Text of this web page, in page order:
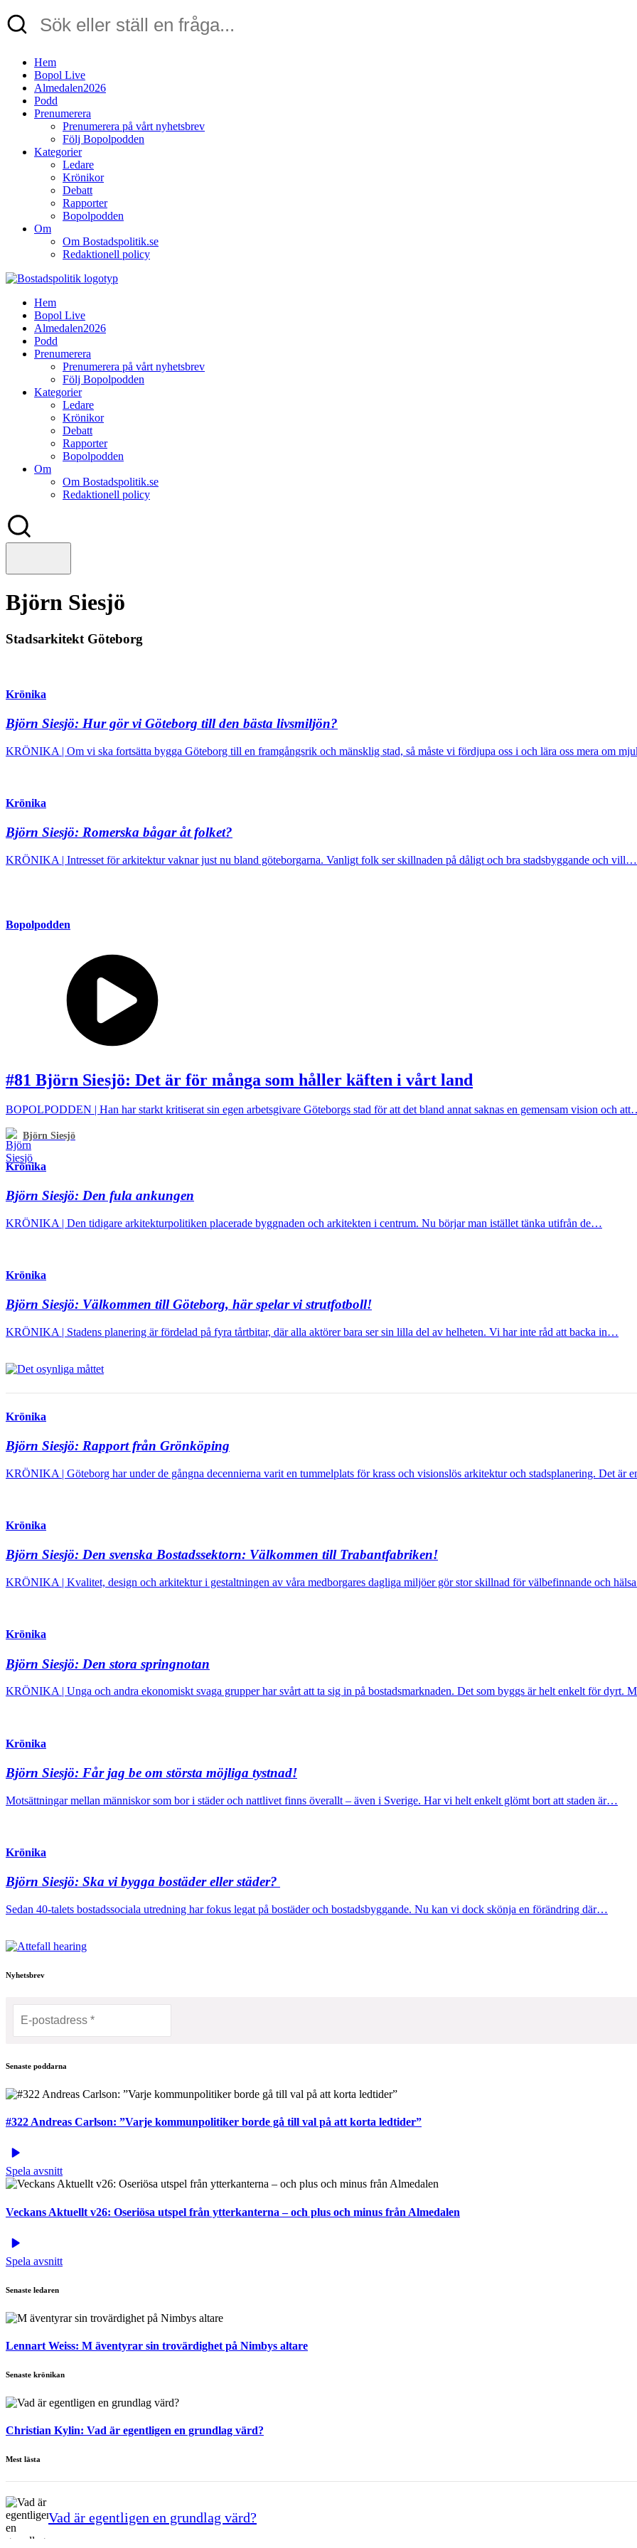
Hem
Bopol Live
Almedalen2026
Podd
Prenumerera
Prenumerera på vårt nyhetsbrev
Följ Bopolpodden
Kategorier
Ledare
Krönikor
Debatt
Rapporter
Bopolpodden
Om
Om Bostadspolitik.se
Redaktionell policy
Hem
Bopol Live
Almedalen2026
Podd
Prenumerera
Prenumerera på vårt nyhetsbrev
Följ Bopolpodden
Kategorier
Ledare
Krönikor
Debatt
Rapporter
Bopolpodden
Om
Om Bostadspolitik.se
Redaktionell policy
Björn Siesjö
Stadsarkitekt Göteborg
Krönika
Björn Siesjö: Hur gör vi Göteborg till den bästa livsmiljön?
KRÖNIKA | Om vi ska fortsätta bygga Göteborg till en framgångsrik och mänsklig stad, så måste vi fördjupa oss i och lära oss mera om
Krönika
Björn Siesjö: Romerska bågar åt folket?
KRÖNIKA | Intresset för arkitektur vaknar just nu bland göteborgarna. Vanligt folk ser skillnaden på dåligt och bra stadsbyggande och vill…
Bopolpodden
#81 Björn Siesjö: Det är för många som håller käften i vårt land
BOPOLPODDEN | Han har starkt kritiserat sin egen arbetsgivare Göteborgs stad för att det bland annat saknas en gemensam vision och
Björn Siesjö
Krönika
Björn Siesjö: Den fula ankungen
KRÖNIKA | Den tidigare arkitekturpolitiken placerade byggnaden och arkitekten i centrum. Nu börjar man istället tänka utifrån de…
Krönika
Björn Siesjö: Välkommen till Göteborg, här spelar vi strutfotboll!
KRÖNIKA | Stadens planering är fördelad på fyra tårtbitar, där alla aktörer bara ser sin lilla del av helheten. Vi har inte råd att backa in…
Krönika
Björn Siesjö: Rapport från Grönköping
KRÖNIKA | Göteborg har under de gångna decennierna varit en tummelplats för krass och visionslös arkitektur och stadsplanering. Det är
Krönika
Björn Siesjö: Den svenska Bostadssektorn: Välkommen till Trabantfabriken!
KRÖNIKA | Kvalitet, design och arkitektur i gestaltningen av våra medborgares dagliga miljöer gör stor skillnad för välbefinnande och
Krönika
Björn Siesjö: Den stora springnotan
KRÖNIKA | Unga och andra ekonomiskt svaga grupper har svårt att ta sig in på bostadsmarknaden. Det som byggs är helt enkelt för dyrt.
Krönika
Björn Siesjö: Får jag be om största möjliga tystnad!
Motsättningar mellan människor som bor i städer och nattlivet finns överallt – även i Sverige. Har vi helt enkelt glömt bort att staden är…
Krönika
Björn Siesjö: Ska vi bygga bostäder eller städer?
Sedan 40-talets bostadssociala utredning har fokus legat på bostäder och bostadsbyggande. Nu kan vi dock skönja en förändring där…
Nyhetsbrev
Senaste poddarna
#322 Andreas Carlson: ”Varje kommunpolitiker borde gå till val på att korta ledtider”
Spela avsnitt
Veckans Aktuellt v26: Oseriösa utspel från ytterkanterna – och plus och minus från Almedalen
Spela avsnitt
Senaste ledaren
Lennart Weiss: M äventyrar sin trovärdighet på Nimbys altare
Senaste krönikan
Christian Kylin: Vad är egentligen en grundlag värd?
Mest lästa
Vad är egentligen en grundlag värd?